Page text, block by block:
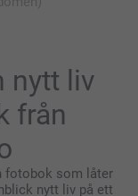
att
nytt liv
från
fotobok som låter
nytt liv på ett